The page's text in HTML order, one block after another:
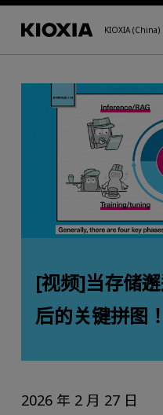
KIOXIA (China)
[视频]当存储
后的关键拼图
2026 年 2 月 27 日